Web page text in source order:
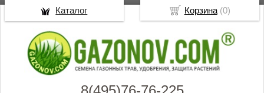
Корзина(0)
Каталог